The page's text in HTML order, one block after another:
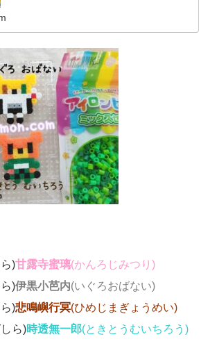
)甘露寺蜜璃(かんろじみつり)
)伊黒小芭内(いぐろおばない)
)悲鳴嶼行冥(ひめじまぎょうめい)
ら)時透無一郎(ときとうむいちろう)